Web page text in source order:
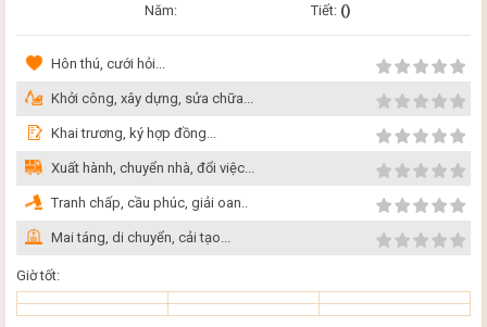
Năm:
Tiết: ()
Hôn thú, cưới hỏi...
Khởi công, xây dựng, sửa chữa...
Khai trương, ký hợp đồng...
Xuất hành, chuyển nhà, đổi việc...
Tranh chấp, cầu phúc, giải oan..
Mai táng, di chuyển, cải tạo...
Giờ tốt: